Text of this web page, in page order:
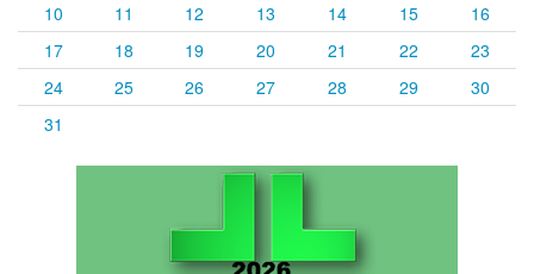
10
11 12 13 14 15
16
17
18 19 20 21 22
23
24
25 26 27 28 29
30
31